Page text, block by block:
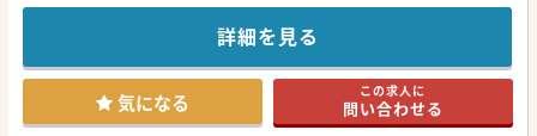
えます。
#春入職可 #秋入職可
詳細を見る
気になる この求人に
問い合わせる